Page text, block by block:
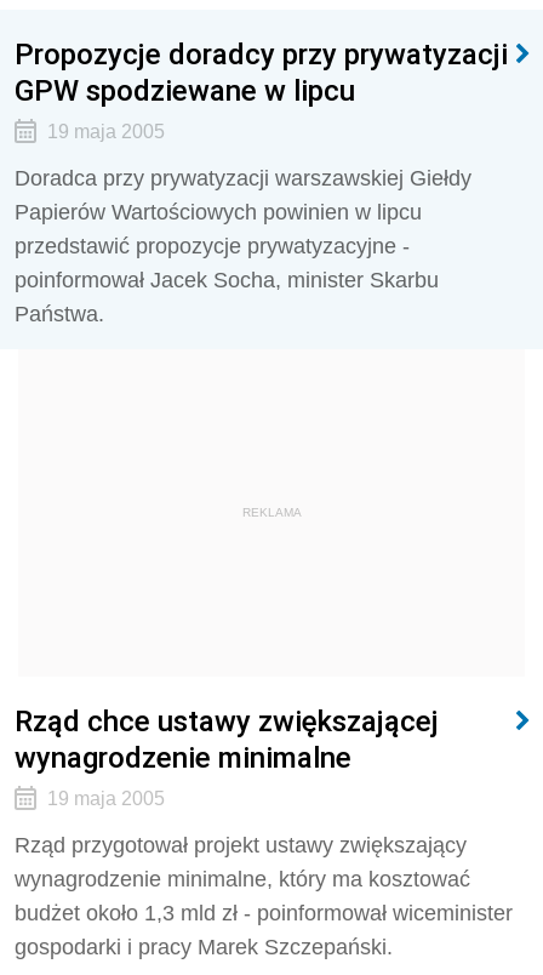
Propozycje doradcy przy prywatyzacji
GPW spodziewane w lipcu
19 maja 2005
Doradca przy prywatyzacji warszawskiej Giełdy
Papierów Wartościowych powinien w lipcu
przedstawić propozycje prywatyzacyjne -
poinformował Jacek Socha, minister Skarbu
Państwa.
REKLAMA
Rząd chce ustawy zwiększającej
wynagrodzenie minimalne
19 maja 2005
Rząd przygotował projekt ustawy zwiększający
wynagrodzenie minimalne, który ma kosztować
budżet około 1,3 mld zł - poinformował wiceminister
gospodarki i pracy Marek Szczepański.